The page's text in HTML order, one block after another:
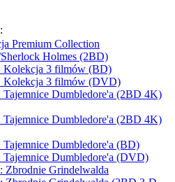
Premium Collection
Holmes (2BD)
Kolekcja 3 filmów (BD)
Kolekcja 3 filmów (DVD)
Tajemnice Dumbledore'a (2BD 4K)
Tajemnice Dumbledore'a (2BD 4K)
Tajemnice Dumbledore'a (BD)
Tajemnice Dumbledore'a (DVD)
Zbrodnie Grindelwalda